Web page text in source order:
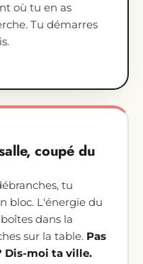
où tu en as
Tu démarres
coupé du
tu
bloc. L'énergie du
dans la
sur la table. Pas
Dis-moi ta ville.